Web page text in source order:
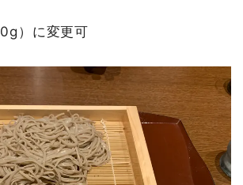
）に変更可